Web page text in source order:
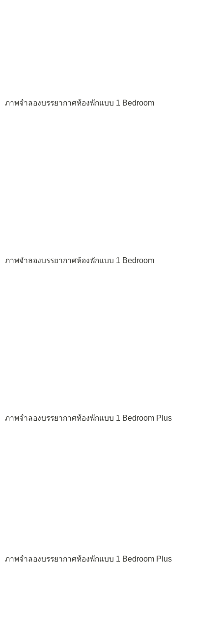
ภาพจำลองบรรยากาศห้องพักแบบ 1 Bedroom
ภาพจำลองบรรยากาศห้องพักแบบ 1 Bedroom
ภาพจำลองบรรยากาศห้องพักแบบ 1 Bedroom Plus
ภาพจำลองบรรยากาศห้องพักแบบ 1 Bedroom Plus